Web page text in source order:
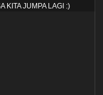
KITA JUMPA LAGI :)